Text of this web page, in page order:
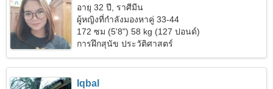
อายุ 32 ปี, ราศีมีน
ผู้หญิงที่กำลังมองหาคู่ 33-44
172 ซม (5'8") 58 kg (127 ปอนด์)
การฝึกสุนัข ประวัติศาสตร์
Iqbal